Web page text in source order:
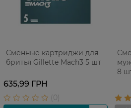
Сменные картриджи для
бритья Gillette Mach3 5 шт
635,99 ГРН
8